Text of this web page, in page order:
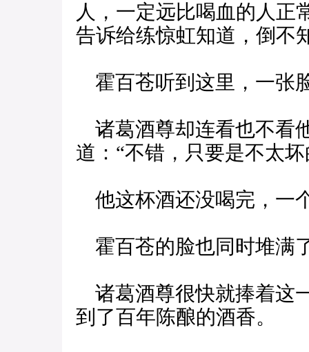
人，一定远比喝血的人正
告诉给练惊虹知道，倒不
霍百苍听到这里，一张
诸葛酒尊却连看也不看
道：“不错，只要是不太
他这杯酒还没喝完，一
霍百苍的脸也同时堆满
诸葛酒尊很快就捧着这
到了百年陈酿的酒香。